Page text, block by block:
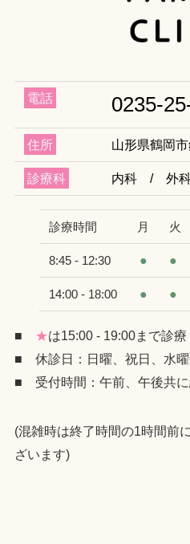
電話 0235-
住所 山形県鶴岡
診療科 内科 / 外
診療時間 月 火
8:45 - 12:30 ● ●
14:00 - 18:00 ● ●
■ ★は15:00 - 19:00まで診療
■ 休診日：日曜、祝日、水曜
■ 受付時間：午前、午後共
(混雑時は終了時間の1時間前
ざいます)